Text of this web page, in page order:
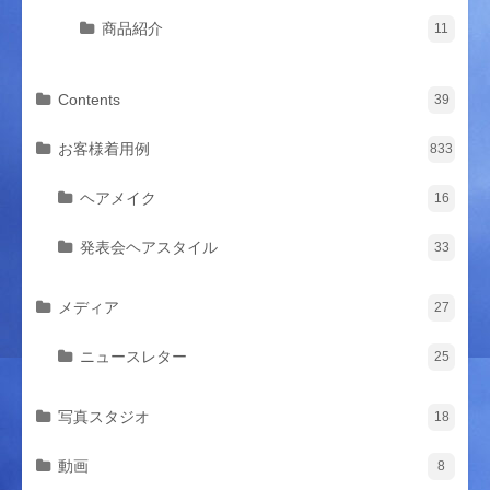
商品紹介 11
Contents 39
お客様着用例 833
ヘアメイク 16
発表会ヘアスタイル 33
メディア 27
ニュースレター 25
写真スタジオ 18
動画 8